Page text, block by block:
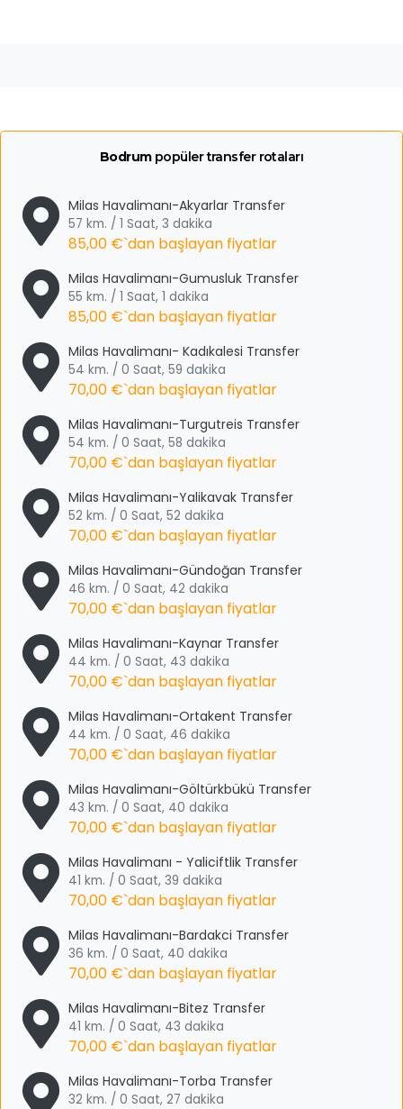
Bodrumpopüler transfer rotaları
Milas Havalimanı-Akyarlar Transfer
57 km. / 1 Saat, 3 dakika
85,00 €`dan başlayan fiyatlar
Milas Havalimanı-Gumusluk Transfer
55 km. / 1 Saat, 1 dakika
85,00 €`dan başlayan fiyatlar
Milas Havalimanı- Kadıkalesi Transfer
54 km. / 0 Saat, 59 dakika
70,00 €`dan başlayan fiyatlar
Milas Havalimanı-Turgutreis Transfer
54 km. / 0 Saat, 58 dakika
70,00 €`dan başlayan fiyatlar
Milas Havalimanı-Yalikavak Transfer
52 km. / 0 Saat, 52 dakika
70,00 €`dan başlayan fiyatlar
Milas Havalimanı-Gündoğan Transfer
46 km. / 0 Saat, 42 dakika
70,00 €`dan başlayan fiyatlar
Milas Havalimanı-Kaynar Transfer
44 km. / 0 Saat, 43 dakika
70,00 €`dan başlayan fiyatlar
Milas Havalimanı-Ortakent Transfer
44 km. / 0 Saat, 46 dakika
70,00 €`dan başlayan fiyatlar
Milas Havalimanı-Göltürkbükü Transfer
43 km. / 0 Saat, 40 dakika
70,00 €`dan başlayan fiyatlar
Milas Havalimanı - Yaliciftlik Transfer
41 km. / 0 Saat, 39 dakika
70,00 €`dan başlayan fiyatlar
Milas Havalimanı-Bardakci Transfer
36 km. / 0 Saat, 40 dakika
70,00 €`dan başlayan fiyatlar
Milas Havalimanı-Bitez Transfer
41 km. / 0 Saat, 43 dakika
70,00 €`dan başlayan fiyatlar
Milas Havalimanı-Torba Transfer
32 km. / 0 Saat, 27 dakika